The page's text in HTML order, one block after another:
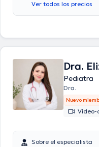
relacionado con Control
Ver todos los precios
Dra.
Pediatra
Dra.
Nuevo
Vídeo-
Sobre el especialista